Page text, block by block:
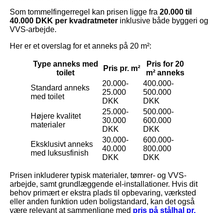
Som tommelfingerregel kan prisen ligge fra 20.000 til
40.000 DKK per kvadratmeter inklusive både byggeri og
VVS-arbejde.
Her er et overslag for et anneks på 20 m²:
Type anneks med
toilet
Pris pr. m²
Pris for 20
m² anneks
Standard anneks
med toilet
20.000-
25.000
DKK
400.000-
500.000
DKK
Højere kvalitet
materialer
25.000-
30.000
DKK
500.000-
600.000
DKK
Eksklusivt anneks
med luksusfinish
30.000-
40.000
DKK
600.000-
800.000
DKK
Prisen inkluderer typisk materialer, tømrer- og VVS-
arbejde, samt grundlæggende el-installationer. Hvis dit
behov primært er ekstra plads til opbevaring, værksted
eller anden funktion uden boligstandard, kan det også
være relevant at sammenligne med pris på stålhal pr.